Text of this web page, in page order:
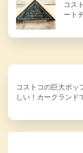
コス
ート
コストコの巨大ポッ
しい！カークランド